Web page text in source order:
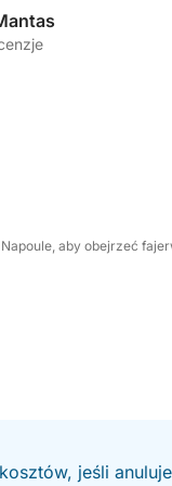
mógł
dzięki pokazom
na lądzie.
do Port Canto
na
czemu jest
aby obejrzeć
jeśli